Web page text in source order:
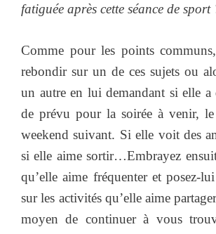
fatiguée après cette séance de sport
Comme pour les points
rebondir sur un de ces sujets ou
un autre en lui demandant si elle a
de prévu pour la soirée à venir,
weekend suivant. Si elle voit des
si elle aime sortir…Embrayez
qu’elle aime fréquenter et posez-
sur les activités qu’elle aime
moyen de continuer à vous